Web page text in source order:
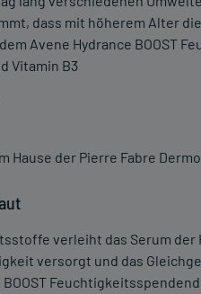
dass mit höherem Alter
Avene Hydrance BOOST
Vitamin B3
Hause der Pierre Fabre
verleiht das Serum
versorgt und das
BOOST